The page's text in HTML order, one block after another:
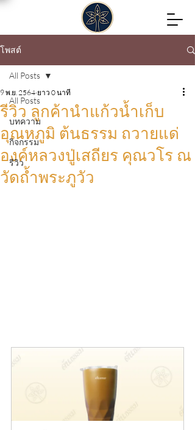
โพสต์
All Posts
บทความ
กิจกรรม
รีวิว
All Posts
รีวิว ลูกค้านำแก้วน้ำเก็บ
อุณหภูมิ ต้นธรรม ถวายแด่
องค์หลวงปู่เสถียร คุณวโร ณ
วัดถ้ำพระภูวัว
9 พ.ย. 2564 ยาว 0 นาที